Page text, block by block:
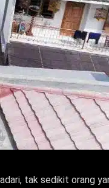
tak sedikit orang